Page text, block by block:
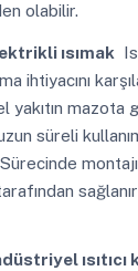
olabilir.
ısımak
ihtiyacını
yakıtın mazota
süreli
ısıtıcı